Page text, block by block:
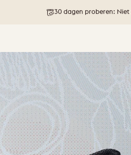
Gratis verzending bij